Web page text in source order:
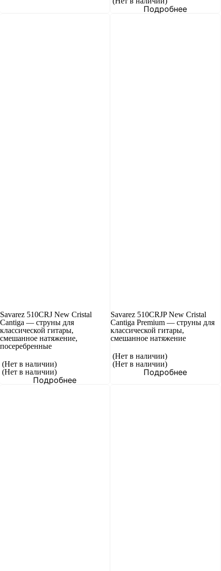
Подробнее
Savarez 510CRJ New Cristal
Cantiga — струны для
классической гитары,
смешанное натяжение,
посеребренные
(Нет в наличии)
(Нет в наличии)
Подробнее
Savarez 510CRJP New Cristal
Cantiga Premium — струны для
классической гитары,
смешанное натяжение
(Нет в наличии)
(Нет в наличии)
Подробнее